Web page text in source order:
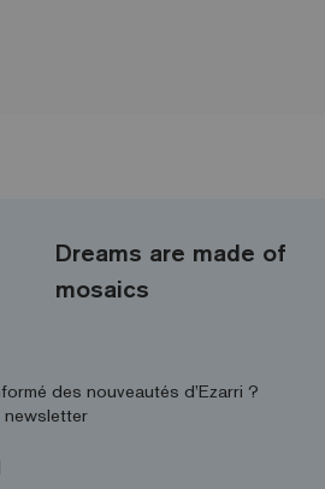
Dreams are made of
mosaics
des nouveautés d’Ezarri ?